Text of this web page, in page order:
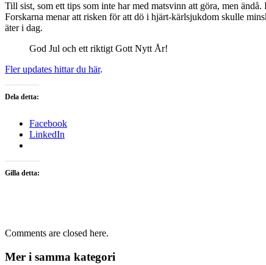
Till sist, som ett tips som inte har med matsvinn att göra, men
Forskarna menar att risken för att dö i hjärt-kärlsjukdom skulle
äter i dag.
God Jul och ett riktigt Gott Nytt År!
Fler updates hittar du här.
Dela detta:
Facebook
LinkedIn
Gilla detta:
Comments are closed here.
Mer i samma kategori